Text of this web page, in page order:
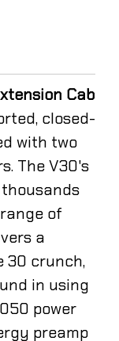
Cab
closed-
with two
The V30's
of
a
30 crunch,
in using
power
preamp